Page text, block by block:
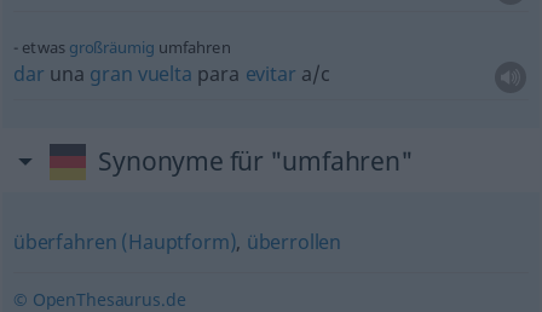
etwasgroßräumig umfahren
dar una gran vuelta para evitar a/c
Synonyme für "umfahren"
überfahren (Hauptform), überrollen
© OpenThesaurus.de